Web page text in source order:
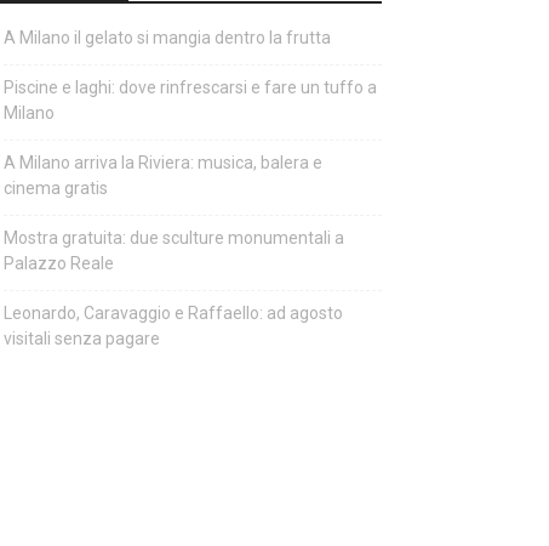
A Milano il gelato si mangia dentro la frutta
Piscine e laghi: dove rinfrescarsi e fare un tuffo a
Milano
A Milano arriva la Riviera: musica, balera e
cinema gratis
Mostra gratuita: due sculture monumentali a
Palazzo Reale
Leonardo, Caravaggio e Raffaello: ad agosto
visitali senza pagare